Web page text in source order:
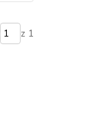
z 1